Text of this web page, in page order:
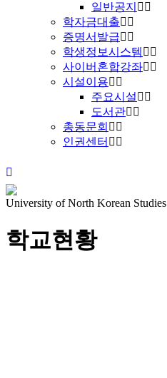
일반공지
학자금대출
증명서발급
학생정보시스템
사이버혼합강좌
시설이용
주요시설
도서관
총동문회
인권센터
University of North Korean Studies
학교현황